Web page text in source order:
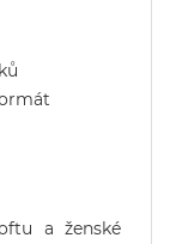
a ženské